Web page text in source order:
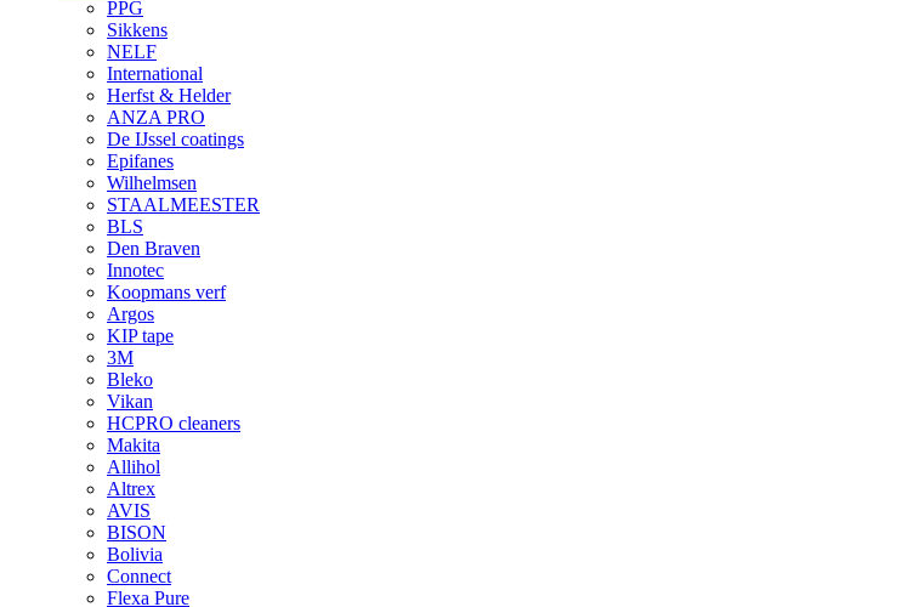
PPG
Sikkens
NELF
International
Herfst & Helder
ANZA PRO
De IJssel coatings
Epifanes
Wilhelmsen
STAALMEESTER
BLS
Den Braven
Innotec
Koopmans verf
Argos
KIP tape
3M
Bleko
Vikan
HCPRO cleaners
Makita
Allihol
Altrex
AVIS
BISON
Bolivia
Connect
Flexa Pure